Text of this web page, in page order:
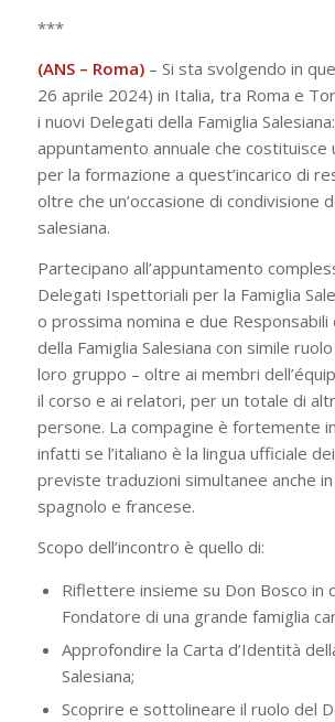
***
(ANS – Roma)– Si sta svolgendo in
26 aprile 2024) in Italia, tra Roma e
i nuovi Delegati della Famiglia
appuntamento annuale che costituisce
per la formazione a quest’incarico di
oltre che un’occasione di condivisione
salesiana.
Partecipano all’appuntamento
Delegati Ispettoriali per la Famiglia
o prossima nomina e due
della Famiglia Salesiana con simile
loro gruppo – oltre ai membri
il corso e ai relatori, per un totale di
persone. La compagine è fortemente
infatti se l’italiano è la lingua ufficiale
previste traduzioni simultanee anche
spagnolo e francese.
Scopo dell’incontro è quello di:
Riflettere insieme su Don Bosco in
Fondatore di una grande famiglia
Approfondire la Carta d’Identità
Salesiana;
Scoprire e sottolineare il ruolo del